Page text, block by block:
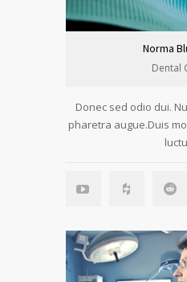
Norma
Dental
Donec sed odio dui.
pharetra augue.Duis